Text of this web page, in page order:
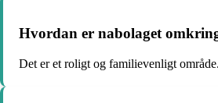
Hvordan er nabolaget
Det er et roligt og familievenligt område.